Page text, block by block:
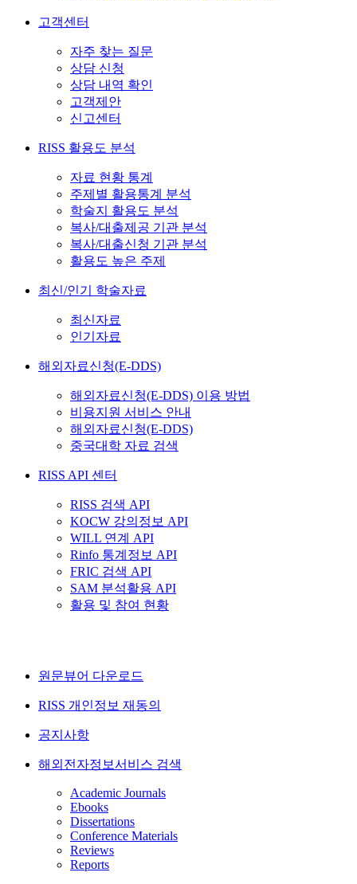
고객센터
자주 찾는 질문
상담 신청
상담 내역 확인
고객제안
신고센터
RISS 활용도 분석
자료 현황 통계
주제별 활용통계 분석
학술지 활용도 분석
복사/대출제공 기관 분석
복사/대출신청 기관 분석
활용도 높은 주제
최신/인기 학술자료
최신자료
인기자료
해외자료신청(E-DDS)
해외자료신청(E-DDS) 이용 방법
비용지원 서비스 안내
해외자료신청(E-DDS)
중국대학 자료 검색
RISS API 센터
RISS 검색 API
KOCW 강의정보 API
WILL 연계 API
Rinfo 통계정보 API
FRIC 검색 API
SAM 분석활용 API
활용 및 참여 현황
원문뷰어 다운로드
RISS 개인정보 재동의
공지사항
해외전자정보서비스 검색
Academic Journals
Ebooks
Dissertations
Conference Materials
Reviews
Reports